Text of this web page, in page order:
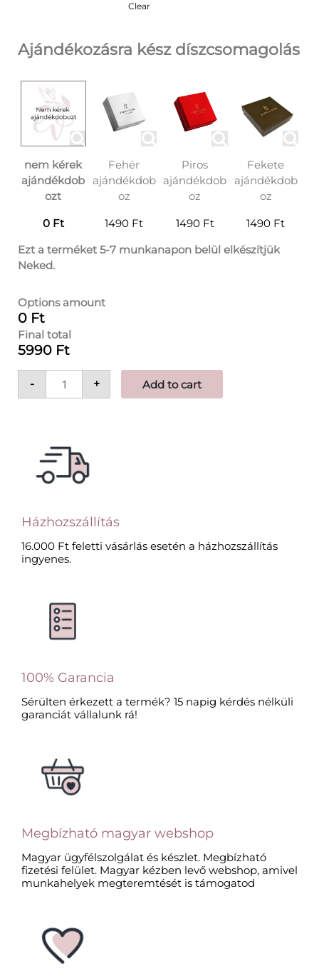
Clear
Ajándékozásra kész díszcsomagolás
nem kérek
ajándékdob
ozt
0 Ft
Fehér
ajándékdob
oz
1490 Ft
Piros
ajándékdob
oz
1490 Ft
Fekete
ajándékdob
oz
1490 Ft
Ezt a terméket 5-7 munkanapon belül elkészítjük
Neked.
Options amount
0 Ft
Final total
5990 Ft
- + Add to cart
Házhozszállítás
16.000 Ft feletti vásárlás esetén a házhozszállítás
ingyenes.
100% Garancia
Sérülten érkezett a termék? 15 napig kérdés nélküli
garanciát vállalunk rá!
Megbízható magyar webshop
Magyar ügyfélszolgálat és készlet. Megbízható
fizetési felület. Magyar kézben levő webshop, amivel
munkahelyek megteremtését is támogatod​